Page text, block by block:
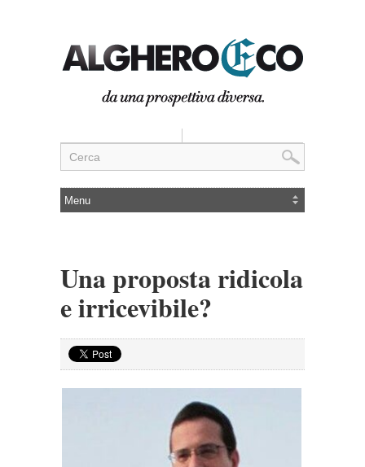
Una proposta ridicola
e irricevibile?